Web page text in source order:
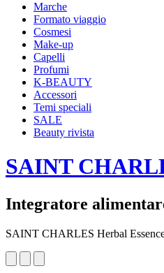
Marche
Formato viaggio
Cosmesi
Make-up
Capelli
Profumi
K-BEAUTY
Accessori
Temi speciali
SALE
Beauty rivista
SAINT
Integratore
SAINT CHARLES Herbal